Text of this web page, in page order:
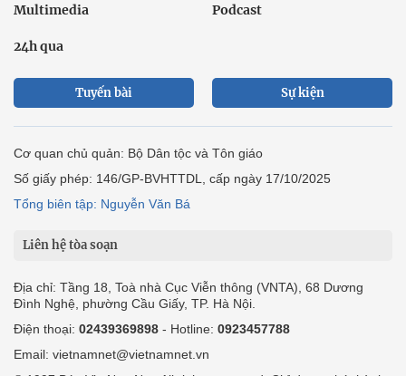
Multimedia Podcast
24h qua
Tuyến bài Sự kiện
Cơ quan chủ quản: Bộ Dân tộc và Tôn giáo
Số giấy phép: 146/GP-BVHTTDL, cấp ngày 17/10/2025
Tổng biên tập: Nguyễn Văn Bá
Liên hệ tòa soạn
Địa chỉ: Tầng 18, Toà nhà Cục Viễn thông (VNTA), 68 Dương
Đình Nghệ, phường Cầu Giấy, TP. Hà Nội.
Điện thoại: 02439369898 - Hotline: 0923457788
Email: vietnamnet@vietnamnet.vn